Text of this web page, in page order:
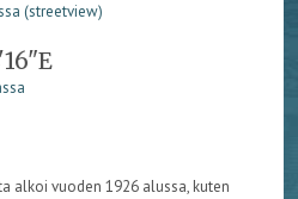
(streetview)
alkoi vuoden 1926 alussa, kuten